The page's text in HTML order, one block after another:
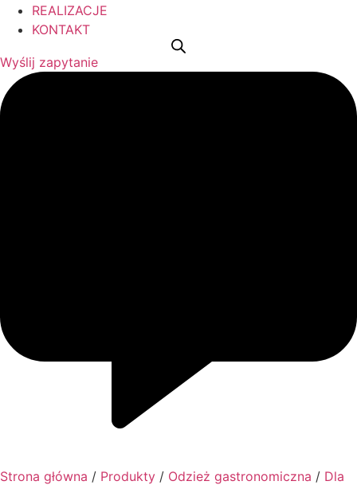
REALIZACJE
KONTAKT
Wyślij zapytanie
Strona główna / Produkty / Odzież gastronomiczna / Dla